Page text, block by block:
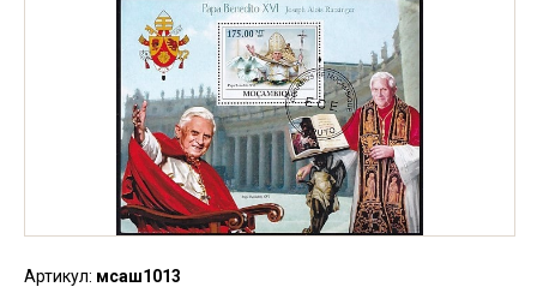
Артикул: мсаш1013